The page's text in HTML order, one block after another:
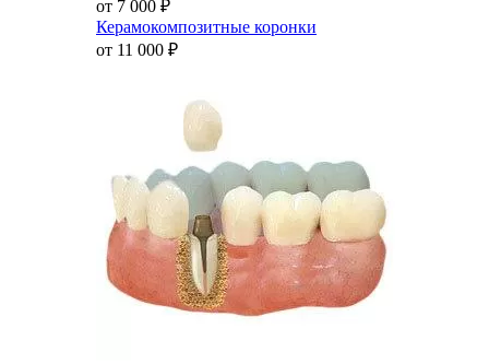
от 7 000 ₽
Керамокомпозитные коронки
от 11 000 ₽